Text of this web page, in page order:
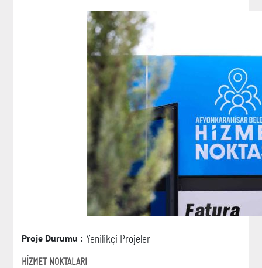
Proje Durumu : Yenilikçi Projeler
HİZMET NOKTALARI